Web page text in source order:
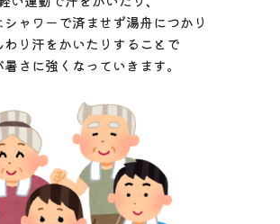
シャワーで済ませず湯舟につかり
わり汗をかいたりすることで
暑さに強くなっていきます。